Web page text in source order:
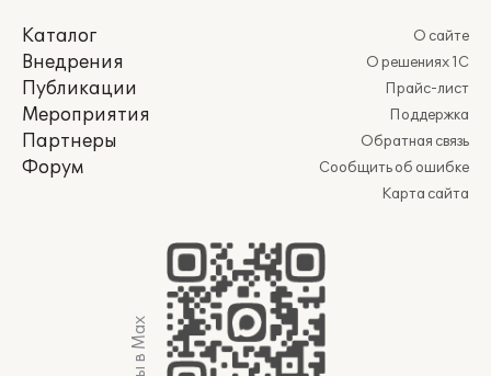
Каталог
Внедрения
Публикации
Мероприятия
Партнеры
Форум
О сайте
О решениях 1С
Прайс-лист
Поддержка
Обратная связь
Сообщить об ошибке
Карта сайта
Мы в Max